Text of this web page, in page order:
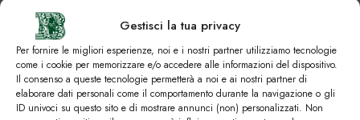
Gestisci la tua privacy
Per fornire le migliori esperienze, noi e i nostri partner utilizziamo tecnologie
come i cookie per memorizzare e/o accedere alle informazioni del dispositivo.
Il consenso a queste tecnologie permetterà a noi e ai nostri partner di
elaborare dati personali come il comportamento durante la navigazione o gli
ID univoci su questo sito e di mostrare annunci (non) personalizzati. Non